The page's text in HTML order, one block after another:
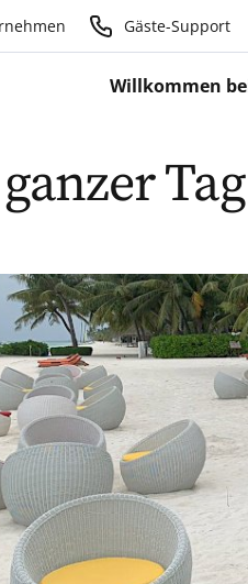
Gäste-Support
Willkommen